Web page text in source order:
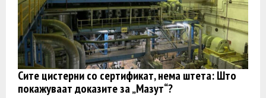
Сите цистерни со сертификат, нема штета: Што
покажуваат доказите за „Мазут“?